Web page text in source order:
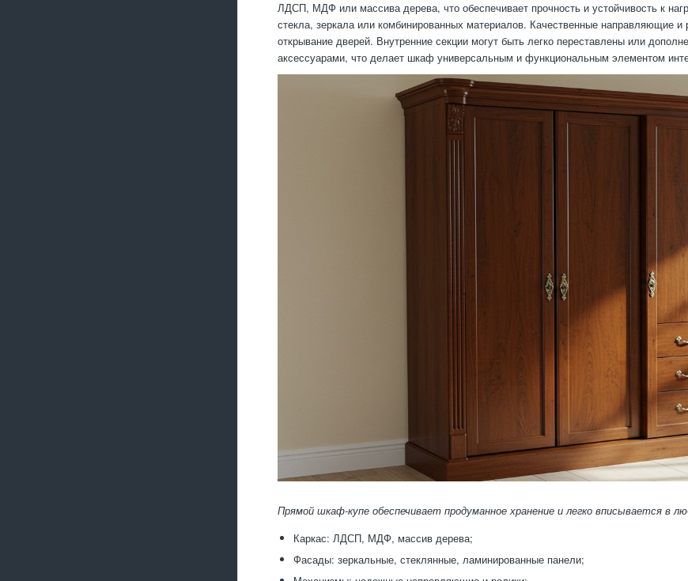
ЛДСП, МДФ или массива дерева, что обеспечивает прочность и устойчивость к
стекла, зеркала или комбинированных материалов. Качественные направляющие
открывание дверей. Внутренние секции могут быть легко переставлены или
аксессуарами, что делает шкаф универсальным и функциональным элементом
Прямой шкаф-купе обеспечивает продуманное хранение и легко вписывается в
Каркас: ЛДСП, МДФ, массив дерева;
Фасады: зеркальные, стеклянные, ламинированные панели;